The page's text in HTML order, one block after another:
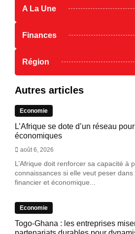
A La Une
Finances
Région
Autres articles
Economie
L’Afrique se dote d’un réseau
économiques
août 6, 2026
L’Afrique doit renforcer sa capacité à
connaissances si elle veut peser
financier et économique...
Economie
Togo-Ghana : les entreprises